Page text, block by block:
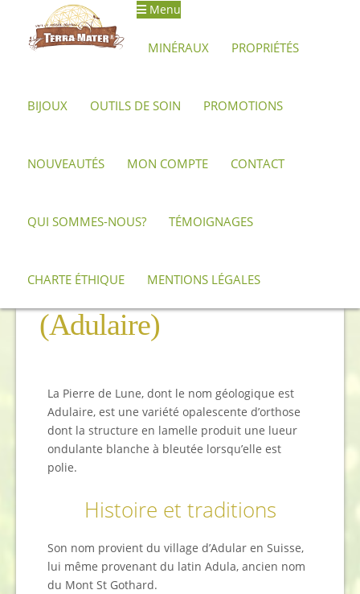
Menu
MINÉRAUX PROPRIÉTÉS
BIJOUX OUTILS DE SOIN PROMOTIONS
NOUVEAUTÉS MON COMPTE CONTACT
QUI SOMMES-NOUS? TÉMOIGNAGES
CHARTE ÉTHIQUE MENTIONS LÉGALES
Accueil Propriétés Pierre de Lune (Adulaire)
Pierre de Lune
(Adulaire)
La Pierre de Lune, dont le nom géologique est
Adulaire, est une variété opalescente d’orthose
dont la structure en lamelle produit une lueur
ondulante blanche à bleutée lorsqu’elle est
polie.
Histoire et traditions
Son nom provient du village d’Adular en Suisse,
lui même provenant du latin Adula, ancien nom
du Mont St Gothard.